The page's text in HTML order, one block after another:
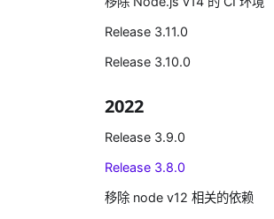
Release 3.11.0
Release 3.10.0
2022
Release 3.9.0
Release 3.8.0
移除 node v12 相关的依赖